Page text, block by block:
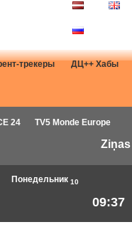
трекеры ДЦ++ Хабы
24 TV5 Monde Europe
Ziņas
Понедельник 10
09:37